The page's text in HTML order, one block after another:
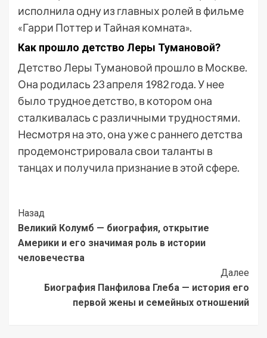
исполнила одну из главных ролей в фильме
«Гарри Поттер и Тайная комната».
Как прошло детство Леры Тумановой?
Детство Леры Тумановой прошло в Москве.
Она родилась 23 апреля 1982 года. У нее
было трудное детство, в котором она
сталкивалась с различными трудностями.
Несмотря на это, она уже с раннего детства
продемонстрировала свои таланты в
танцах и получила признание в этой сфере.
Post
Navigation
Назад
Великий Колумб — биография, открытие
Америки и его значимая роль в истории
человечества
Далее
Биография Панфилова Глеба — история его
первой жены и семейных отношений